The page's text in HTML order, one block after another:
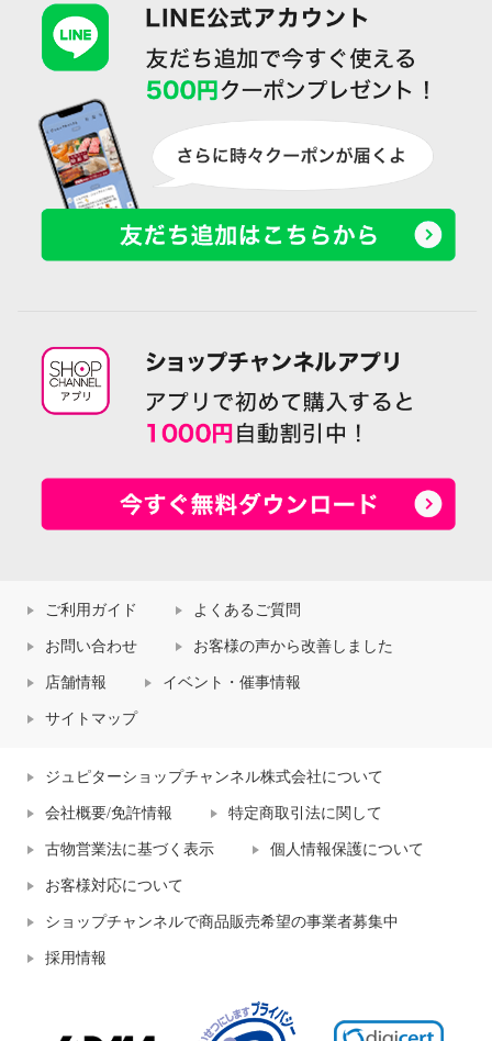
ご利用ガイド よくあるご質問
お問い合わせ お客様の声から改善しました
店舗情報 イベント・催事情報
サイトマップ
ジュピターショップチャンネル株式会社について
会社概要/免許情報 特定商取引法に関して
古物営業法に基づく表示 個人情報保護について
お客様対応について
ショップチャンネルで商品販売希望の事業者募集中
採用情報